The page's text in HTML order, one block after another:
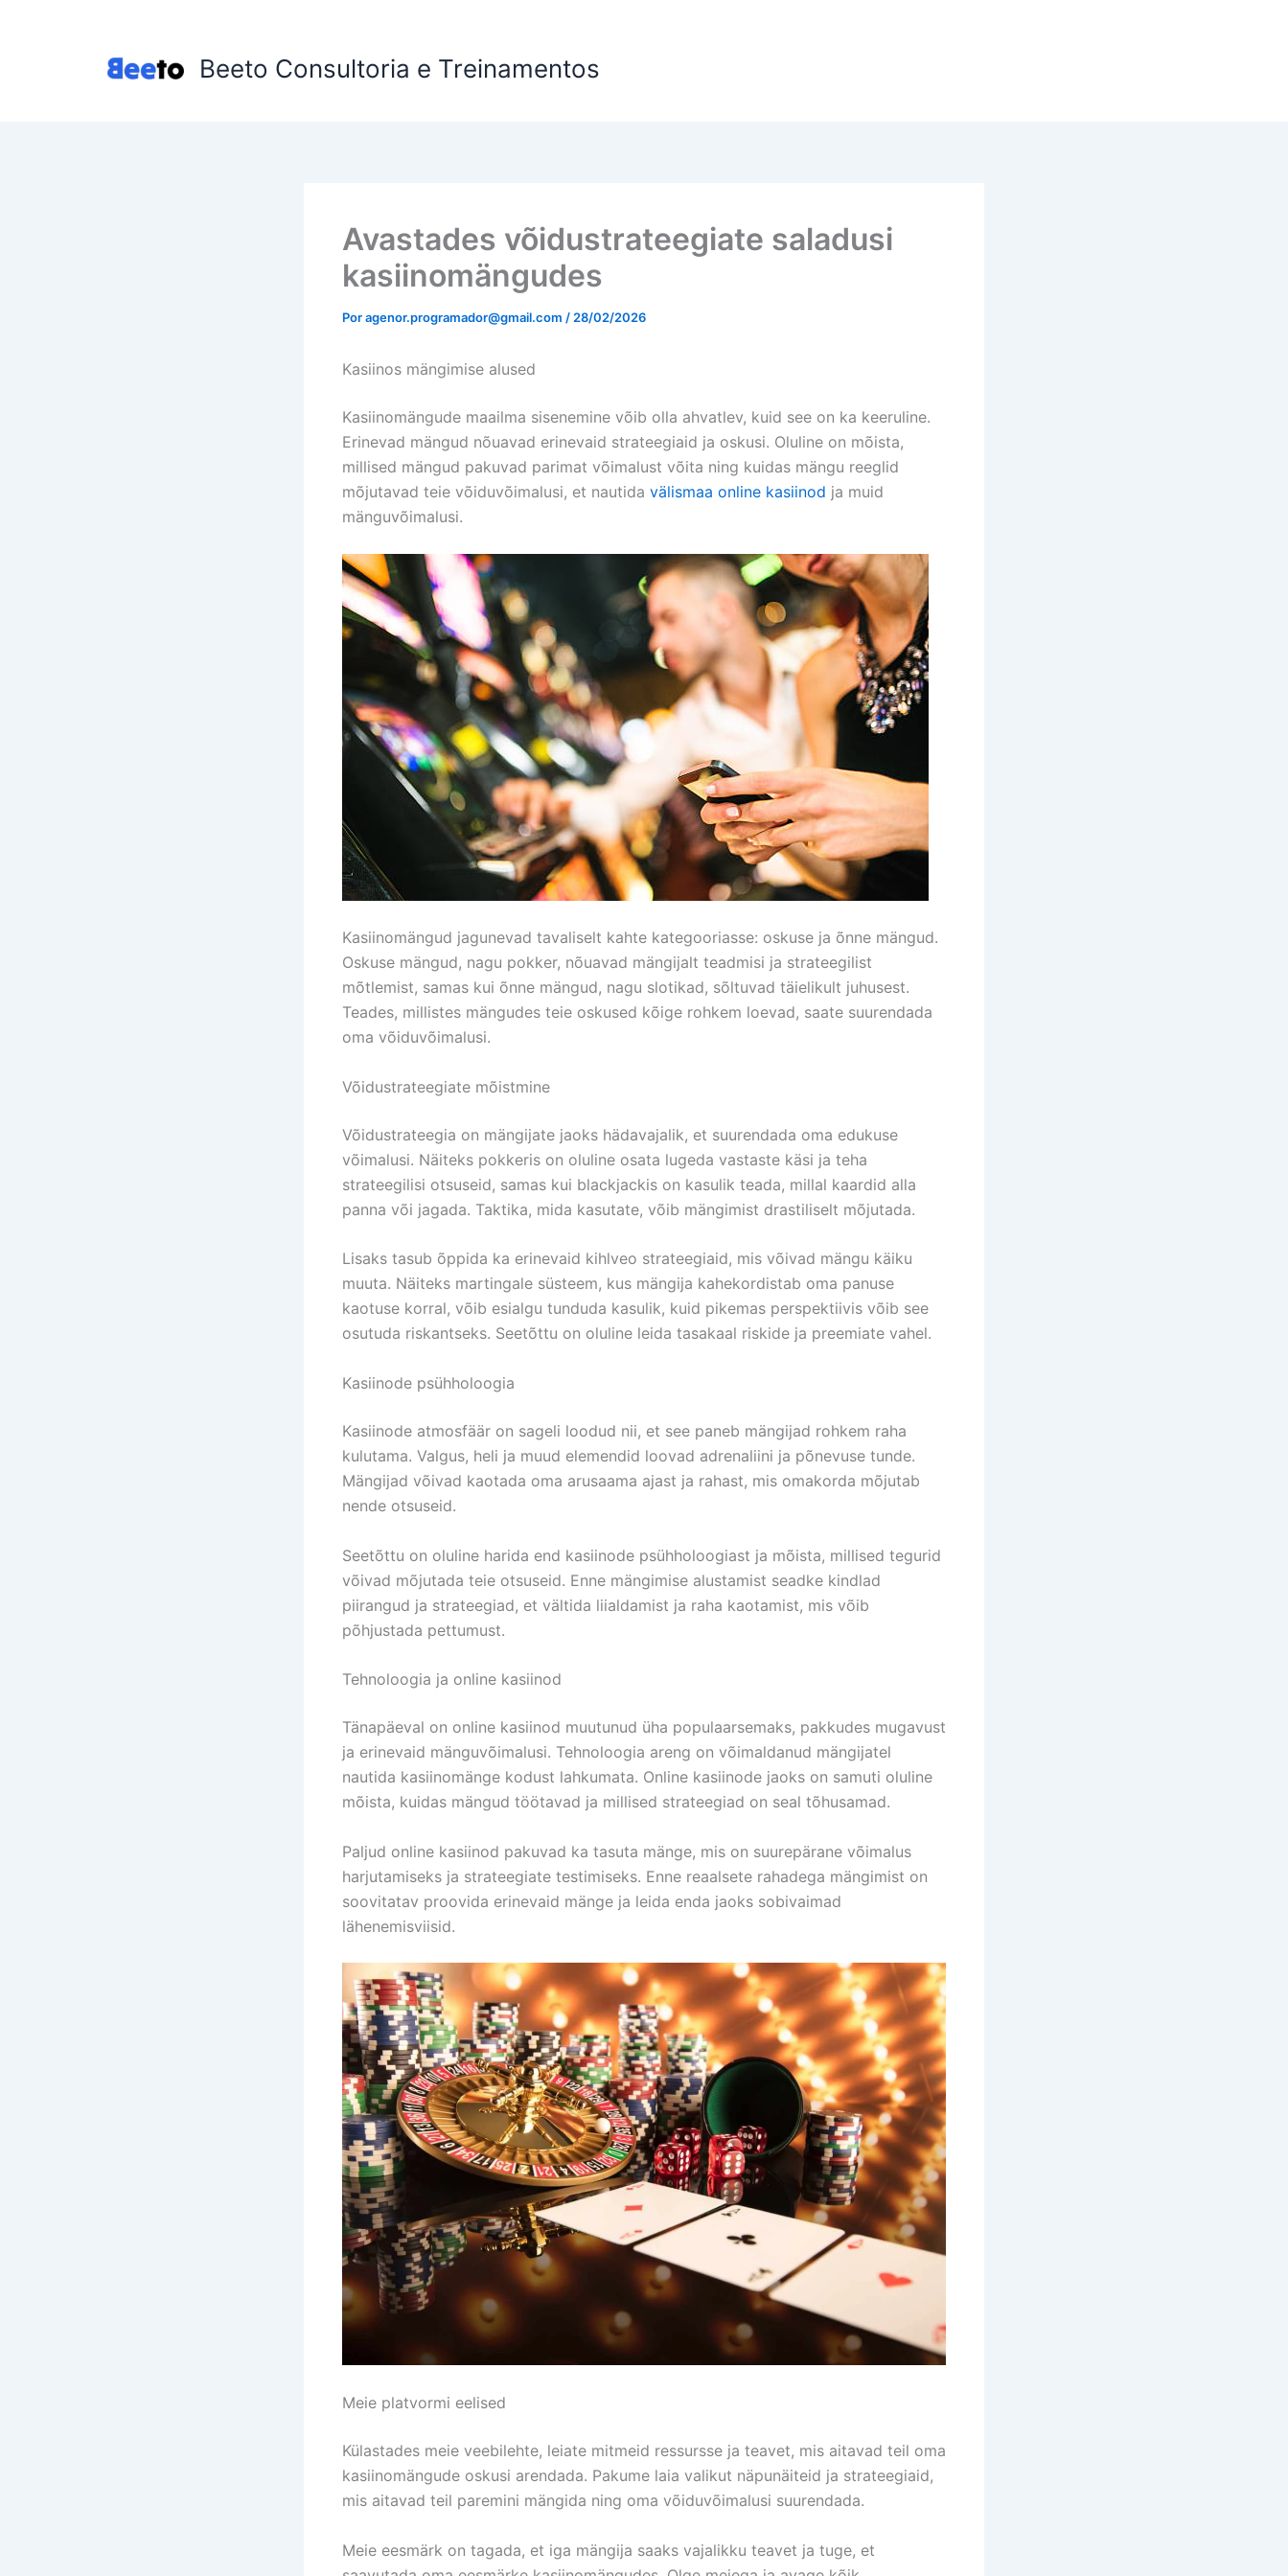
Beeto Consultoria e Treinamentos
Avastades võidustrateegiate saladusi
kasiinomängudes
Poragenor.programador@gmail.com / 28/02/2026
Kasiinos mängimise alused
Kasiinomängude maailma sisenemine võib olla ahvatlev, kuid see on ka keeruline.
Erinevad mängud nõuavad erinevaid strateegiaid ja oskusi. Oluline on mõista,
millised mängud pakuvad parimat võimalust võita ning kuidas mängu reeglid
mõjutavad teie võiduvõimalusi, et nautida välismaa online kasiinod ja muid
mänguvõimalusi.
Kasiinomängud jagunevad tavaliselt kahte kategooriasse: oskuse ja õnne mängud.
Oskuse mängud, nagu pokker, nõuavad mängijalt teadmisi ja strateegilist
mõtlemist, samas kui õnne mängud, nagu slotikad, sõltuvad täielikult juhusest.
Teades, millistes mängudes teie oskused kõige rohkem loevad, saate suurendada
oma võiduvõimalusi.
Võidustrateegiate mõistmine
Võidustrateegia on mängijate jaoks hädavajalik, et suurendada oma edukuse
võimalusi. Näiteks pokkeris on oluline osata lugeda vastaste käsi ja teha
strateegilisi otsuseid, samas kui blackjackis on kasulik teada, millal kaardid alla
panna või jagada. Taktika, mida kasutate, võib mängimist drastiliselt mõjutada.
Lisaks tasub õppida ka erinevaid kihlveo strateegiaid, mis võivad mängu käiku
muuta. Näiteks martingale süsteem, kus mängija kahekordistab oma panuse
kaotuse korral, võib esialgu tunduda kasulik, kuid pikemas perspektiivis võib see
osutuda riskantseks. Seetõttu on oluline leida tasakaal riskide ja preemiate vahel.
Kasiinode psühholoogia
Kasiinode atmosfäär on sageli loodud nii, et see paneb mängijad rohkem raha
kulutama. Valgus, heli ja muud elemendid loovad adrenaliini ja põnevuse tunde.
Mängijad võivad kaotada oma arusaama ajast ja rahast, mis omakorda mõjutab
nende otsuseid.
Seetõttu on oluline harida end kasiinode psühholoogiast ja mõista, millised tegurid
võivad mõjutada teie otsuseid. Enne mängimise alustamist seadke kindlad
piirangud ja strateegiad, et vältida liialdamist ja raha kaotamist, mis võib
põhjustada pettumust.
Tehnoloogia ja online kasiinod
Tänapäeval on online kasiinod muutunud üha populaarsemaks, pakkudes mugavust
ja erinevaid mänguvõimalusi. Tehnoloogia areng on võimaldanud mängijatel
nautida kasiinomänge kodust lahkumata. Online kasiinode jaoks on samuti oluline
mõista, kuidas mängud töötavad ja millised strateegiad on seal tõhusamad.
Paljud online kasiinod pakuvad ka tasuta mänge, mis on suurepärane võimalus
harjutamiseks ja strateegiate testimiseks. Enne reaalsete rahadega mängimist on
soovitatav proovida erinevaid mänge ja leida enda jaoks sobivaimad
lähenemisviisid.
Meie platvormi eelised
Külastades meie veebilehte, leiate mitmeid ressursse ja teavet, mis aitavad teil oma
kasiinomängude oskusi arendada. Pakume laia valikut näpunäiteid ja strateegiaid,
mis aitavad teil paremini mängida ning oma võiduvõimalusi suurendada.
Meie eesmärk on tagada, et iga mängija saaks vajalikku teavet ja tuge, et